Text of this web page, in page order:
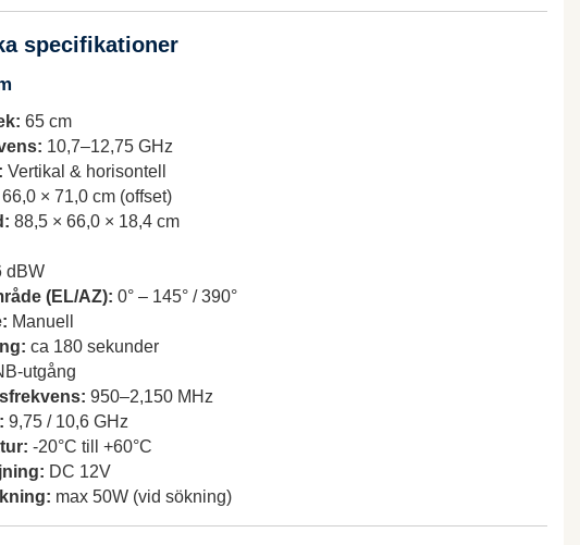
specifikationer
65 cm
10,7–12,75 GHz
Vertikal & horisontell
66,0 × 71,0 cm (offset)
88,5 × 66,0 × 18,4 cm
dBW
(EL/AZ): 0° – 145° / 390°
Manuell
ca 180 sekunder
utgång
950–2,150 MHz
9,75 / 10,6 GHz
-20°C till +60°C
DC 12V
max 50W (vid sökning)